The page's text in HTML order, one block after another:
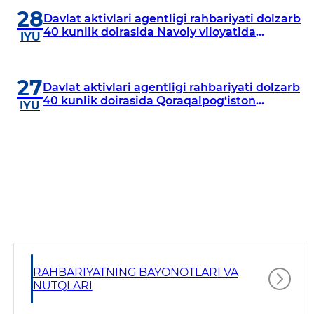
28
IYU
Davlat aktivlari agentligi rahbariyati dolzarb
40 kunlik doirasida Navoiy viloyatida
27
IYU
Davlat aktivlari agentligi rahbariyati dolzarb
40 kunlik doirasida Qoraqalpog‘iston
RAHBARIYATNING BAYONOTLARI VA
NUTQLARI